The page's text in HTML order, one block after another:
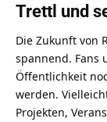
Trettl und
Die Zukunft von
spannend. Fans
Öffentlichkeit
werden.
Projekten,